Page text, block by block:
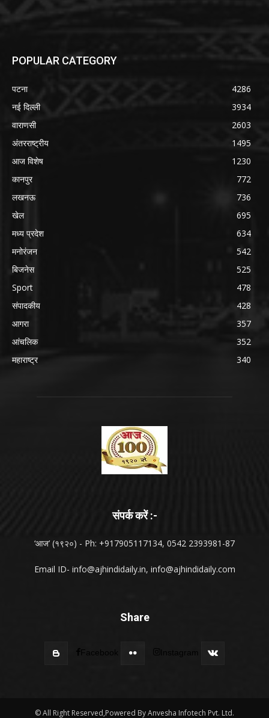
POPULAR CATEGORY
पटना
4286
नई दिल्ली
3934
वाराणसी
2603
अंतरराष्ट्रीय
1495
आज विशेष
1230
कानपुर
772
लखनऊ
736
खेल
695
मध्य प्रदेश
634
मनोरंजन
542
बिजनेस
525
Sport
478
संपादकीय
428
आगरा
357
आंचलिक
352
महाराष्ट्र
340
संपर्क करें :-
‘आज’ (१९२०) - Ph: +917905117134, 0542 2393981-87
Email ID- info@ajhindidaily.in, info@ajhindidaily.com
Share
Facebook Instagram
© All Right Reserved,Powered By Anvesha Infotech Pvt. Ltd.